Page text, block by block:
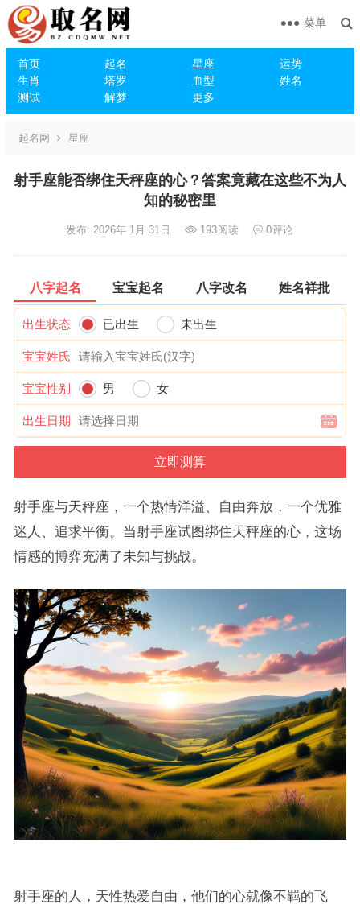
首页 起名 星座
运势
生肖
塔罗 血型
姓名
测试
解梦 更多
菜单
起名网 星座
射手座能否绑住天秤座的心？答案竟藏在这些不为人
知的秘密里
发布: 2026年 1月 31日 193阅读 0评论
八字起名 宝宝起名 八字改名 姓名祥批
出生状态 已出生 未出生
宝宝姓氏
宝宝性别 男 女
出生日期
射手座与天秤座，一个热情洋溢、自由奔放，一个优雅
迷人、追求平衡。当射手座试图绑住天秤座的心，这场
情感的博弈充满了未知与挑战。
射手座的人，天性热爱自由，他们的心就像不羁的飞